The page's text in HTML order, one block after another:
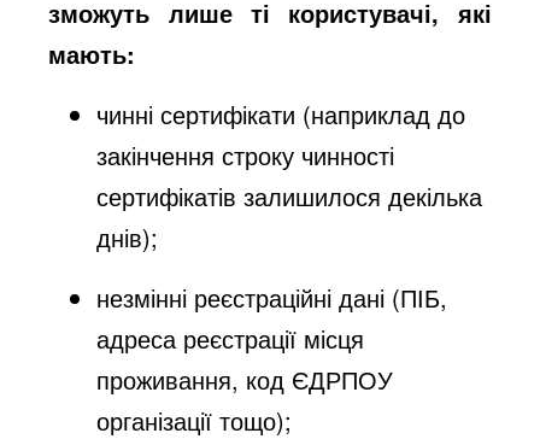
зможуть лише ті користувачі, які
мають:
чинні сертифікати (наприклад до
закінчення строку чинності
сертифікатів залишилося декілька
днів);
незмінні реєстраційні дані (ПІБ,
адреса реєстрації місця
проживання, код ЄДРПОУ
організації тощо);